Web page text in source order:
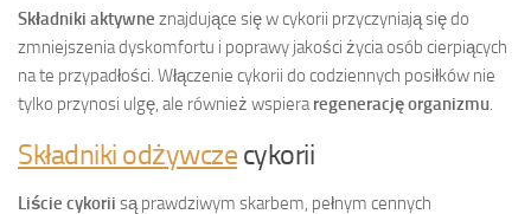
Składniki aktywne znajdujące się w cykorii przyczyniają się do
zmniejszenia dyskomfortu i poprawy jakości życia osób cierpiących
na te przypadłości. Włączenie cykorii do codziennych posiłków nie
tylko przynosi ulgę, ale również wspieraregenerację organizmu.
Składniki odżywcze cykorii
Liście cykorii są prawdziwym skarbem, pełnym cennych